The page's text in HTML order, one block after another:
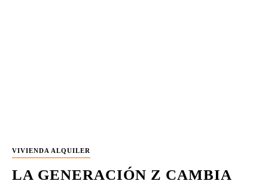
VIVIENDA ALQUILER
LA GENERACIÓN Z CAMBIA